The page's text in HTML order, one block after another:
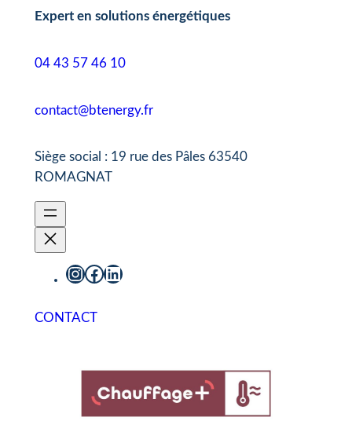
Expert en solutions énergétiques
04 43 57 46 10
contact@btenergy.fr
Siège social : 19 rue des Pâles 63540
ROMAGNAT
InstagramFacebook LinkedIn
CONTACT